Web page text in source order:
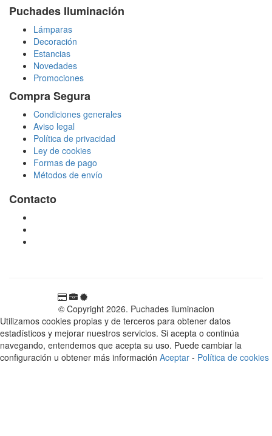
Puchades Iluminación
Lámparas
Decoración
Estancias
Novedades
Promociones
Compra Segura
Condiciones generales
Aviso legal
Política de privacidad
Ley de cookies
Formas de pago
Métodos de envío
Contacto
© Copyright 2026. Puchades iluminacion
Utilizamos cookies propias y de terceros para obtener datos
estadísticos y mejorar nuestros servicios. Si acepta o continúa
navegando, entendemos que acepta su uso. Puede cambiar la
configuración u obtener más información Aceptar - Política de cookies